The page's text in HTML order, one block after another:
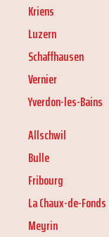
Kriens
Luzern
Schaffhausen
Vernier
Yverdon-les-Bains
Allschwil
Bulle
Fribourg
La Chaux-de-Fonds
Meyrin